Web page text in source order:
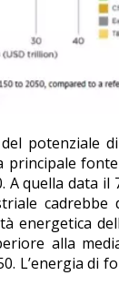
potenziale
principale
A quella data il
energetica
alla
L’energia di